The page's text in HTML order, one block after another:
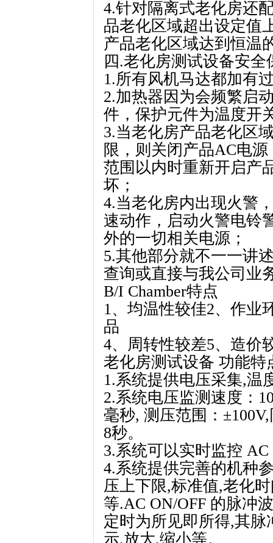
4.针对隔离式老化房还
品老化区域超出设定值
产品老化区域达到恒温
四.老化房测试设备安
1.所有风机马达都加有
2.加热器因为会频繁启
件，保护元件为温度开
3.当老化房产品老化区
限，则关闭产品AC电
范围以内时重新开启产
坏；
4.当老化房内出现火警
速动作，启动火警电铃
外的一切相关电源；
5.其他部分就不一一讲
查询或直接与我公司业
B/I Chamber特点
1、均温性较佳2、作业
品
4、周转性较差5、造价
老化房测试设备 功能特
1.系统提供电压采集,温
2.系统电压监测速度：
毫秒, 测压范围：
8秒。
3.系统可以实时监控
4.系统提供完善的机种
压上下限,标准值,老化
等.AC ON/OFF 的脉冲
定时为所见即所得,其
示,放大,缩小等。